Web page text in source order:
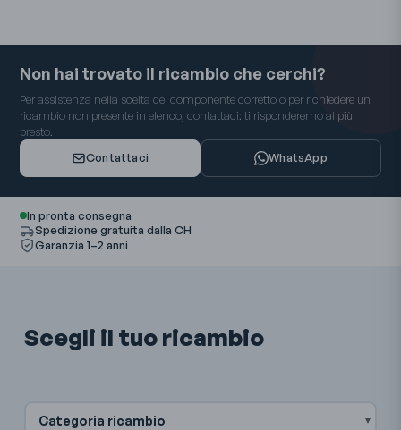
Non hai trovato il ricambio che cerchi?
Per assistenza nella scelta del componente corretto o per richiedere un
ricambio non presente in elenco, contattaci: ti risponderemo al più
presto.
Contattaci
WhatsApp
In pronta consegna
Spedizione gratuita dalla CH
Garanzia 1–2 anni
Scegli il tuo ricambio
Categoria ricambio